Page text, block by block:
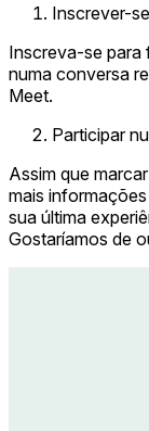
Inscrever-se
Inscreva-se para
numa conversa
Meet.
Participar
Assim que
mais
sua última
Gostaríamos de